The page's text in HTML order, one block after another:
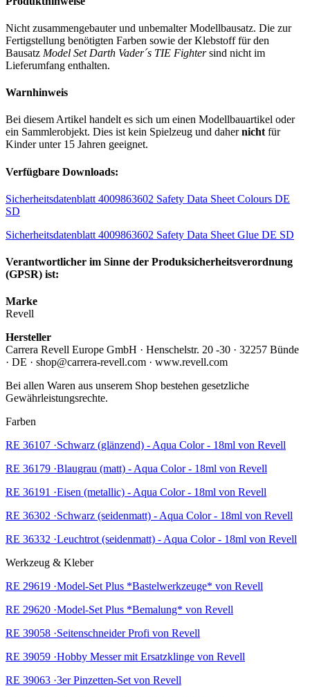
Nicht zusammengebauter und unbemalter Modellbausatz. Die zur
Fertigstellung benötigten Farben sowie der Klebstoff für den
Bausatz Model Set Darth Vader´s TIE Fightersind nicht im
Lieferumfang enthalten.
Warnhinweis
Bei diesem Artikel handelt es sich um einen Modellbauartikel oder
ein Sammlerobjekt. Dies ist kein Spielzeug und dahernicht für
Kinder unter 15 Jahren geeignet.
Verfügbare Downloads:
Sicherheitsdatenblatt 4009863602 Safety Data Sheet Colours DE
SD
Sicherheitsdatenblatt 4009863602 Safety Data Sheet Glue DE SD
Verantwortlicher im Sinne der Produksicherheitsverordnung
(GPSR) ist:
Marke
Revell
Hersteller
Carrera Revell Europe GmbH · Henschelstr. 20 -30 · 32257 Bünde
· DE · shop@carrera-revell.com · www.revell.com
Bei allen Waren aus unserem Shop bestehen gesetzliche
Gewährleistungsrechte.
Farben
RE 36107 ·Schwarz (glänzend) - Aqua Color - 18ml von Revell
RE 36179 ·Blaugrau (matt) - Aqua Color - 18ml von Revell
RE 36191 ·Eisen (metallic) - Aqua Color - 18ml von Revell
RE 36302 ·Schwarz (seidenmatt) - Aqua Color - 18ml von Revell
RE 36332 ·Leuchtrot (seidenmatt) - Aqua Color - 18ml von Revell
Werkzeug & Kleber
RE 29619 ·Model-Set Plus *Bastelwerkzeuge* von Revell
RE 29620 ·Model-Set Plus *Bemalung* von Revell
RE 39058 ·Seitenschneider Profi von Revell
RE 39059 ·Hobby Messer mit Ersatzklinge von Revell
RE 39063 ·3er Pinzetten-Set von Revell